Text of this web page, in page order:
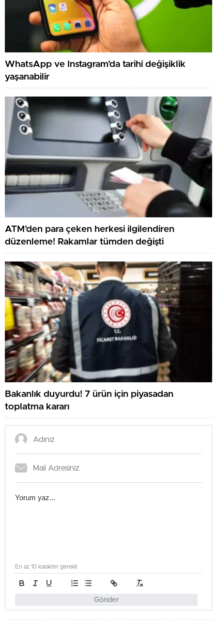
WhatsApp ve Instagram’da tarihi değişiklik
yaşanabilir
ATM’den para çeken herkesi ilgilendiren
düzenleme! Rakamlar tümden değişti
Bakanlık duyurdu! 7 ürün için piyasadan
toplatma kararı
Gönder
En az 10 karakter gerekli